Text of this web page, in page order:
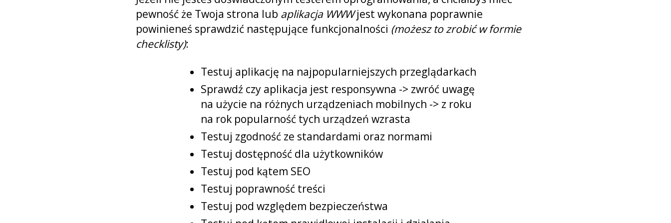
dla
nie
testerów
pewność że Twoja strona lub aplikacja WWWjest wykonana poprawnie
powinieneś sprawdzić następujące funkcjonalności (możesz to zrobić w formie
checklisty):
Testuj aplikację na najpopularniejszych przeglądarkach
Sprawdź czy aplikacja jest responsywna -> zwróć uwagę
na użycie na różnych urządzeniach mobilnych -> z roku
na rok popularność tych urządzeń wzrasta
Testuj zgodność ze standardami oraz normami
Testuj dostępność dla użytkowników
Testuj pod kątem SEO
Testuj poprawność treści
Testuj pod względem bezpieczeństwa